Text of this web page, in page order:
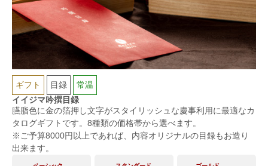
ギフト 目録
常温
イイジマ吟撰目録
臙脂色に金の箔押し文字がスタイリッシュな慶事利用に最適なカ
タログギフトです。8種類の価格帯から選べます。
※ご予算8000円以上であれば、内容オリジナルの目録もお造り
出来ます。